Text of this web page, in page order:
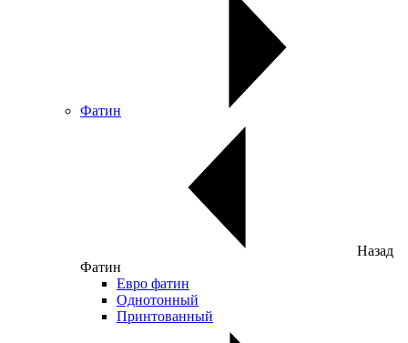
Фатин
Назад
Фатин
Евро фатин
Однотонный
Принтованный